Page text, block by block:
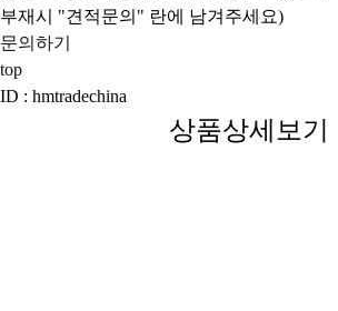
부재시 "견적문의" 란에 남겨주세요)
문의하기
top
ID : hmtradechina
상품상세보기